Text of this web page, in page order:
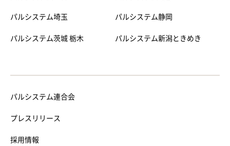
パルシステム埼玉
パルシステム茨城 栃木
パルシステム静岡
パルシステム新潟ときめき
パルシステム連合会
プレスリリース
採用情報